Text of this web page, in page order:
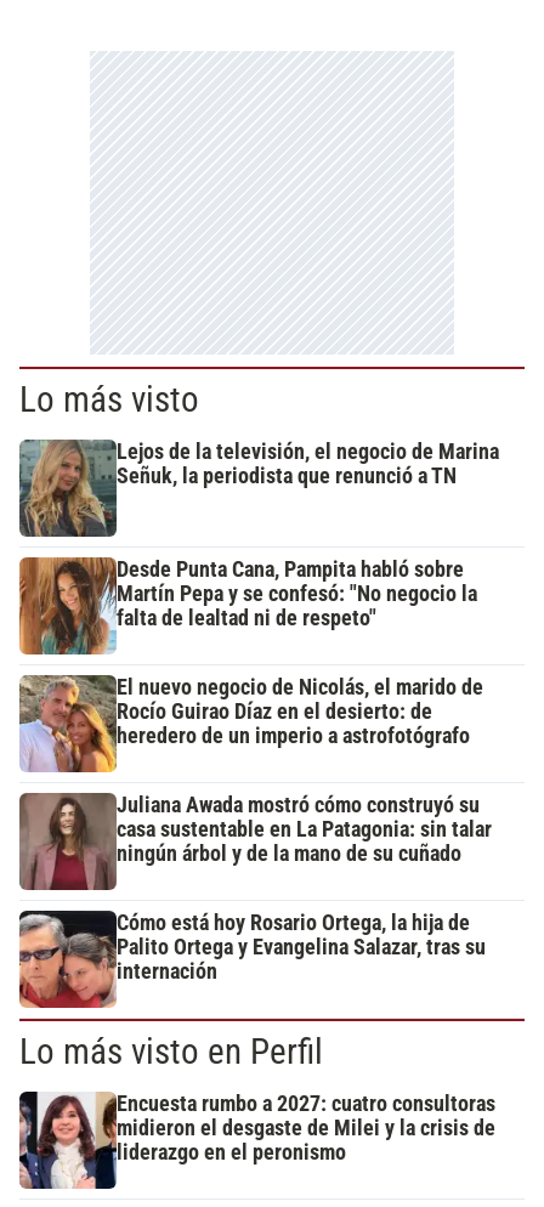
Lo más visto
Lejos de la televisión, el negocio de Marina
Señuk, la periodista que renunció a TN
Desde Punta Cana, Pampita habló sobre
Martín Pepa y se confesó: "No negocio la
falta de lealtad ni de respeto"
El nuevo negocio de Nicolás, el marido de
Rocío Guirao Díaz en el desierto: de
heredero de un imperio a astrofotógrafo
Juliana Awada mostró cómo construyó su
casa sustentable en La Patagonia: sin talar
ningún árbol y de la mano de su cuñado
Cómo está hoy Rosario Ortega, la hija de
Palito Ortega y Evangelina Salazar, tras su
internación
Lo más visto en Perfil
Encuesta rumbo a 2027: cuatro consultoras
midieron el desgaste de Milei y la crisis de
liderazgo en el peronismo